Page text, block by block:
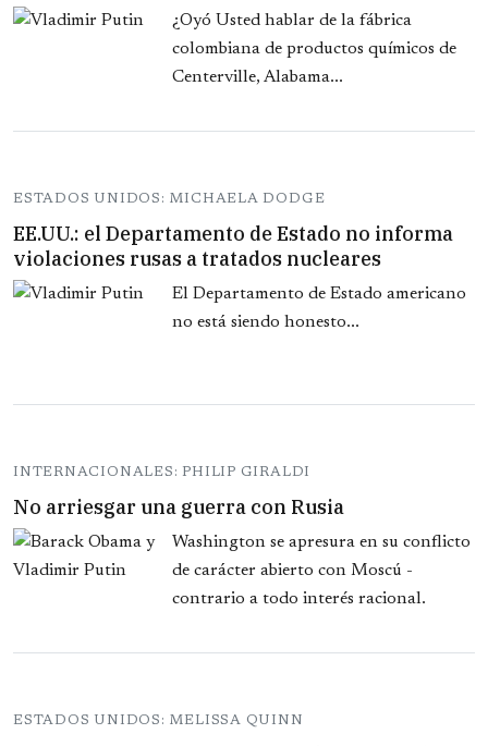
¿Oyó Usted hablar de la fábrica
colombiana de productos químicos de
Centerville, Alabama...
ESTADOS UNIDOS: MICHAELA DODGE
EE.UU.: el Departamento de Estado no informa
violaciones rusas a tratados nucleares
El Departamento de Estado americano
no está siendo honesto...
INTERNACIONALES: PHILIP GIRALDI
No arriesgar una guerra con Rusia
Washington se apresura en su conflicto
de carácter abierto con Moscú -
contrario a todo interés racional.
ESTADOS UNIDOS: MELISSA QUINN